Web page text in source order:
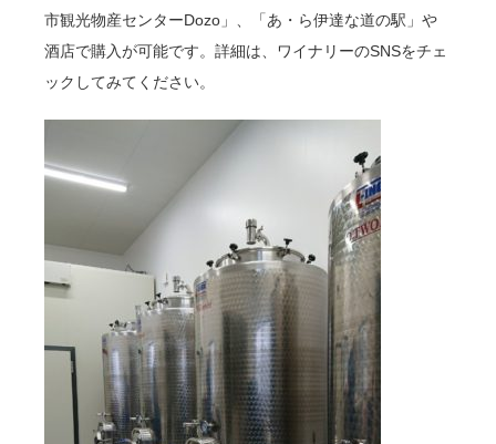
市観光物産センターDozo」、「あ・ら伊達な道の駅」や
酒店で購入が可能です。詳細は、ワイナリーのSNSをチェ
ックしてみてください。